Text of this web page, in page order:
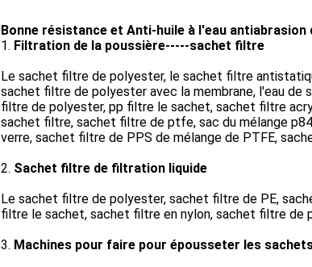
Bonne résistance et Anti-huile à l'eau
1. Filtration de la poussière-----sachet filtre
Le sachet filtre de polyester, le sachet filtre
sachet filtre de polyester avec la membrane, l'eau
filtre de polyester, pp filtre le sachet, sachet filtre
sachet filtre, sachet filtre de ptfe, sac du mélange
verre, sachet filtre de PPS de mélange de PTFE,
2. Sachet filtre de filtration liquide
Le sachet filtre de polyester, sachet filtre de PE,
filtre le sachet, sachet filtre en nylon, sachet filtre
3. Machines pour faire pour épousseter les